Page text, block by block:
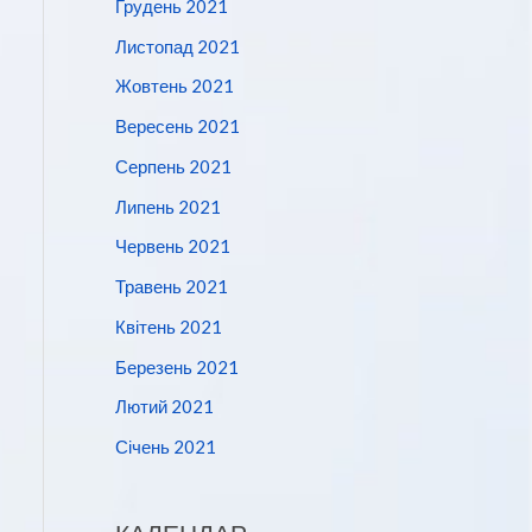
Грудень 2021
Листопад 2021
Жовтень 2021
Вересень 2021
Серпень 2021
Липень 2021
Червень 2021
Травень 2021
Квітень 2021
Березень 2021
Лютий 2021
Січень 2021